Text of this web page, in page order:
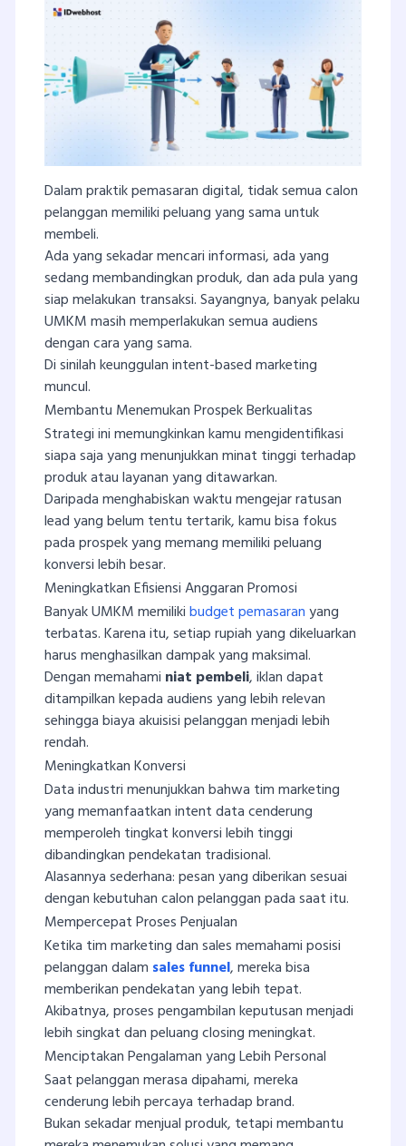
Dalam praktik pemasaran digital, tidak semua calon
pelanggan memiliki peluang yang sama untuk
membeli.
Ada yang sekadar mencari informasi, ada yang
sedang membandingkan produk, dan ada pula yang
siap melakukan transaksi. Sayangnya, banyak pelaku
UMKM masih memperlakukan semua audiens
dengan cara yang sama.
Di sinilah keunggulan intent-based marketing
muncul.
Membantu Menemukan Prospek Berkualitas
Strategi ini memungkinkan kamu mengidentifikasi
siapa saja yang menunjukkan minat tinggi terhadap
produk atau layanan yang ditawarkan.
Daripada menghabiskan waktu mengejar ratusan
lead yang belum tentu tertarik, kamu bisa fokus
pada prospek yang memang memiliki peluang
konversi lebih besar.
Meningkatkan Efisiensi Anggaran Promosi
Banyak UMKM memilikibudget pemasaranyang
terbatas. Karena itu, setiap rupiah yang dikeluarkan
harus menghasilkan dampak yang maksimal.
Dengan memahami niat pembeli, iklan dapat
ditampilkan kepada audiens yang lebih relevan
sehingga biaya akuisisi pelanggan menjadi lebih
rendah.
Meningkatkan Konversi
Data industri menunjukkan bahwa tim marketing
yang memanfaatkan intent data cenderung
memperoleh tingkat konversi lebih tinggi
dibandingkan pendekatan tradisional.
Alasannya sederhana: pesan yang diberikan sesuai
dengan kebutuhan calon pelanggan pada saat itu.
Mempercepat Proses Penjualan
Ketika tim marketing dan sales memahami posisi
pelanggan dalam sales funnel, mereka bisa
memberikan pendekatan yang lebih tepat.
Akibatnya, proses pengambilan keputusan menjadi
lebih singkat dan peluang closing meningkat.
Menciptakan Pengalaman yang Lebih Personal
Saat pelanggan merasa dipahami, mereka
cenderung lebih percaya terhadap brand.
Bukan sekadar menjual produk, tetapi membantu